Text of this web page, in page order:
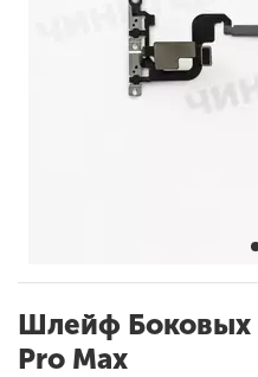
Шлейф Боковых
Pro Max